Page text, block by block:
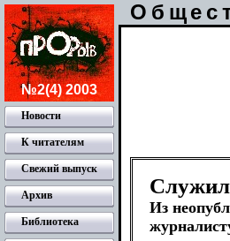
Из
№2(4) 2003
Новости
К читателям
Свежий выпуск
Архив
Библиотека